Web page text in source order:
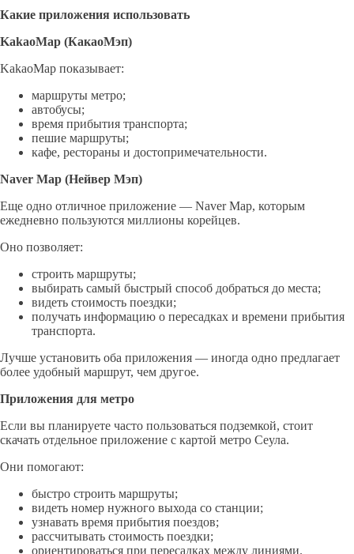
Какие приложения использовать
KakaoMap (КакаоМэп)
KakaoMap показывает:
маршруты метро;
автобусы;
время прибытия транспорта;
пешие маршруты;
кафе, рестораны и достопримечательности.
Naver Map (Нейвер Мэп)
Еще одно отличное приложение — Naver Map, которым
ежедневно пользуются миллионы корейцев.
Оно позволяет:
строить маршруты;
выбирать самый быстрый способ добраться до места;
видеть стоимость поездки;
получать информацию о пересадках и времени прибытия
транспорта.
Лучше установить оба приложения — иногда одно предлагает
более удобный маршрут, чем другое.
Приложения для метро
Если вы планируете часто пользоваться подземкой, стоит
скачать отдельное приложение с картой метро Сеула.
Они помогают:
быстро строить маршруты;
видеть номер нужного выхода со станции;
узнавать время прибытия поездов;
рассчитывать стоимость поездки;
ориентироваться при пересадках между линиями.